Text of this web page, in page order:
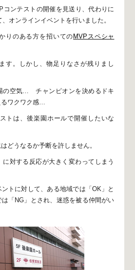
コンテストの開催を見送り、代わりに
オンラインイベントを行いました。
りのある方を招いての MVPスペシャ
す。
しかし、物足りなさが残りまし
場の空気…チャンピオンを決めるドキ
ワクワク感…
トは、後楽園ホールで開催したいな
どうなるか予断を許しません。
対する反応が大きく変わってしまう
トに対して、 ある地域では「OK」と
「NG」とされ、 迷惑を被る仲間がい